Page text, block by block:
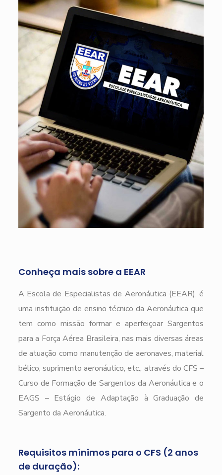
Conheça mais sobre a EEAR
A Escola de Especialistas de Aeronáutica (EEAR), é
uma instituição de ensino técnico da Aeronáutica que
tem como missão formar e aperfeiçoar Sargentos
para a Força Aérea Brasileira, nas mais diversas áreas
de atuação como manutenção de aeronaves, material
bélico, suprimento aeronáutico, etc., através do CFS –
Curso de Formação de Sargentos da Aeronáutica e o
EAGS – Estágio de Adaptação à Graduação de
Sargento da Aeronáutica.
Requisitos mínimos para o CFS (2 anos
de duração):